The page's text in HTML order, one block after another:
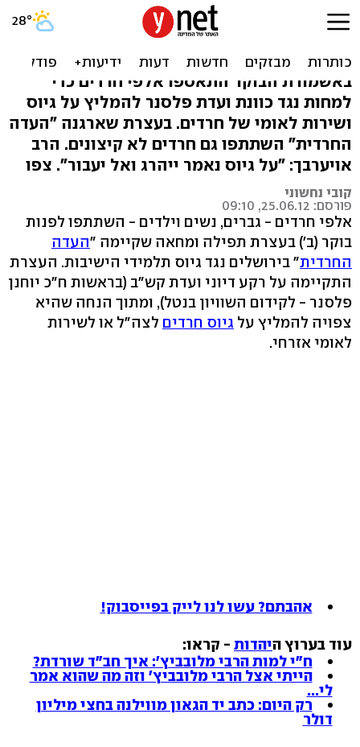
עצרת ב-5 בבוקר: למסור את
הנפש נגד הגיוס
באשמורת הבוקר התאספו אלפי חרדים כדי
למחות נגד כוונת ועדת פלסנר להמליץ על גיוס
ושירות לאומי של חרדים. בעצרת שארגנה "העדה
החרדית" השתתפו גם חרדים לא קיצונים. הרב
אויערבך: "על גיוס נאמר ייהרג ואל יעבור". צפו
קובי נחשוני
פורסם: 25.06.12, 09:10
אלפי חרדים - גברים, נשים וילדים - השתתפו לפנות
בוקר (ב') בעצרת תפילה ומחאה שקיימה "העדה
החרדית" בירושלים נגד גיוס תלמידי הישיבות. העצרת
התקיימה על רקע דיוני ועדת קש"ב (בראשות ח"כ יוחנן
פלסנר - לקידום השוויון בנטל), ומתוך הנחה שהיא
צפויה להמליץ על גיוס חרדים לצה"ל או לשירות
לאומי אזרחי.
אהבתם? עשו לנו לייק בפייסבוק!
עוד בערוץ היהדות - קראו:
ח"י למות הרבי מלובביץ': איך חב"ד שורדת?
הייתי אצל הרבי מלובביץ' וזה מה שהוא אמר
לי...
רק היום: כתב יד הגאון מווילנה בחצי מיליון
דולר